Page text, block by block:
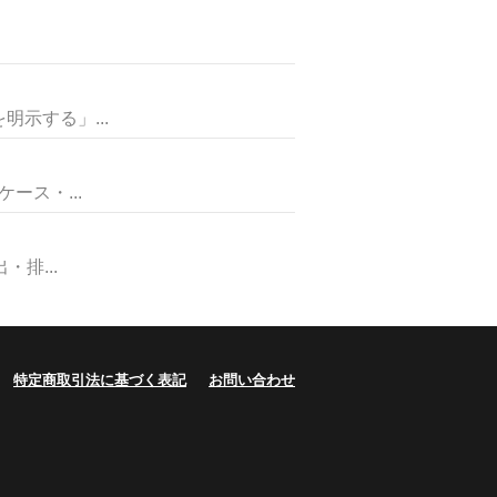
示する」...
ース・...
排...
特定商取引法に基づく表記 お問い合わせ